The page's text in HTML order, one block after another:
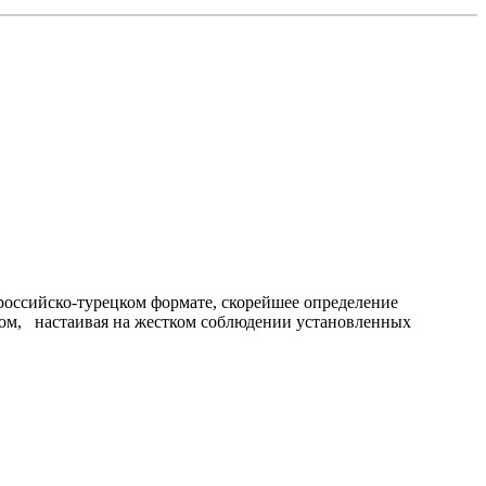
турецком формате, скорейшее определение
настаивая на жестком соблюдении установленных